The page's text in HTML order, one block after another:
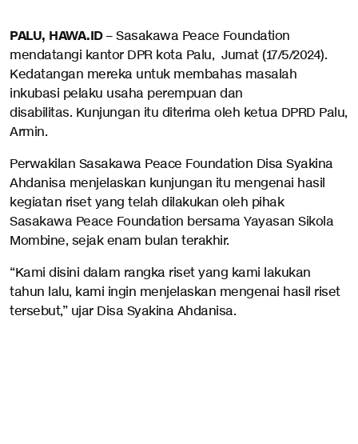
PALU, HAWA.ID– Sasakawa Peace Foundation
mendatangi kantor DPR kota Palu, Jumat (17/5/2024).
Kedatangan mereka untuk membahas masalah
inkubasi pelaku usaha perempuan dan
disabilitas. Kunjungan itu diterima oleh ketua DPRD Palu,
Armin.
Perwakilan Sasakawa Peace Foundation Disa Syakina
Ahdanisa menjelaskan kunjungan itu mengenai hasil
kegiatan riset yang telah dilakukan oleh pihak
Sasakawa Peace Foundation bersama Yayasan Sikola
Mombine, sejak enam bulan terakhir.
“Kami disini dalam rangka riset yang kami lakukan
tahun lalu, kami ingin menjelaskan mengenai hasil riset
tersebut,” ujar Disa Syakina Ahdanisa.